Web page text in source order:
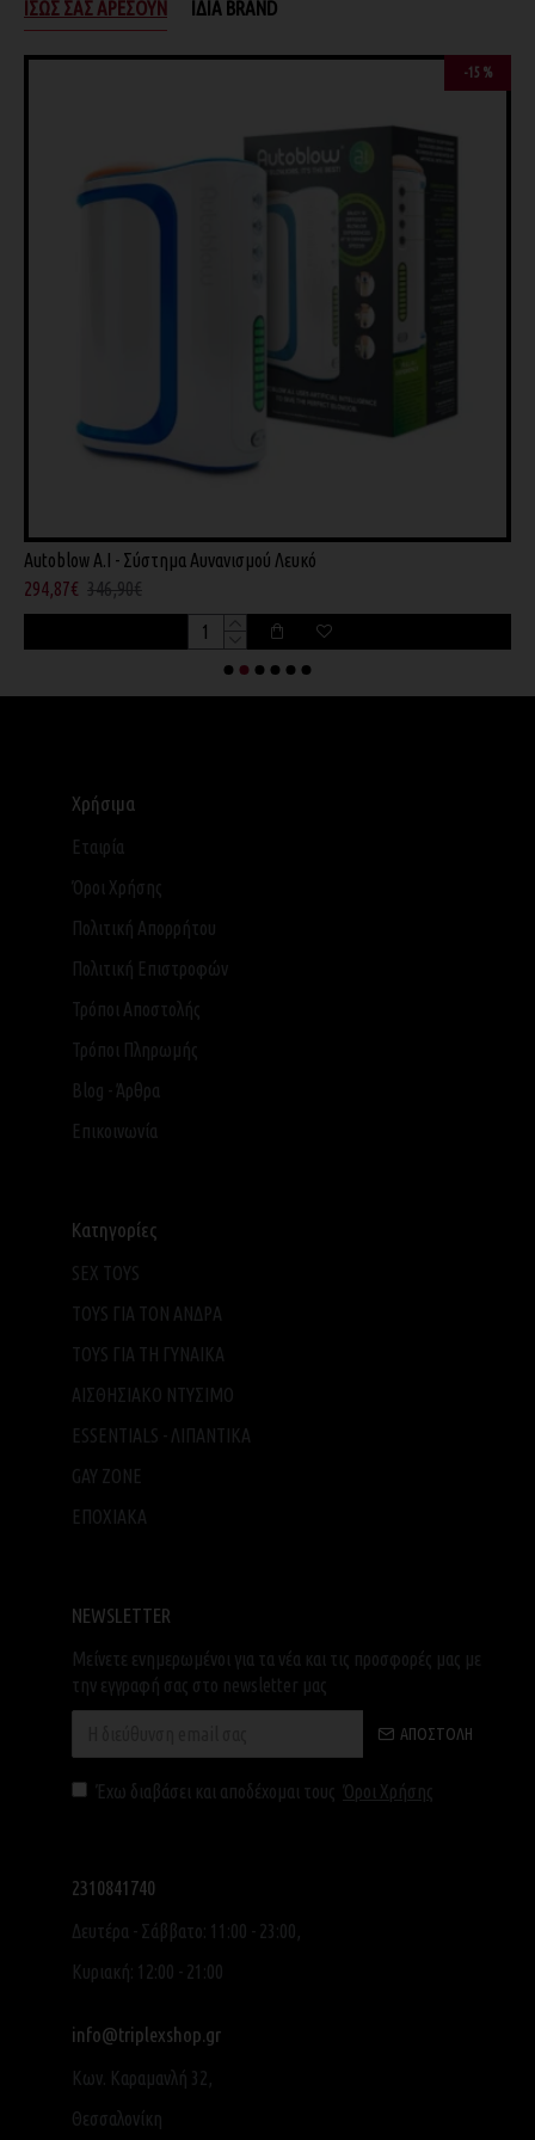
ΊΣΩΣ ΣΑΣ ΑΡΈΣΟΥΝ ΊΔΙΑ BRAND
-15 %
Autoblow A.I - Σύστημα Αυνανισμού Λευκό
294,87€ 346,90€
Χρήσιμα
Εταιρία
Όροι Χρήσης
Πολιτική Απορρήτου
Πολιτική Επιστροφών
Τρόποι Αποστολής
Τρόποι Πληρωμής
Blog - Άρθρα
Επικοινωνία
Κατηγορίες
SEX TOYS
TOYS ΓΙΑ ΤΟΝ ΑΝΔΡΑ
TOYS ΓΙΑ ΤH ΓΥΝΑΙΚΑ
ΑΙΣΘΗΣΙΑΚΟ ΝΤΥΣΙΜΟ
ESSENTIALS - ΛΙΠΑΝΤΙΚΑ
GAY ZONE
ΕΠΟΧΙΑΚΑ
NEWSLETTER
Μείνετε ενημερωμένοι για τα νέα και τις προσφορές μας με
την εγγραφή σας στο newsletter μας
ΑΠΟΣΤΟΛΉ
Έχω διαβάσει και αποδέχομαι τους Όροι Χρήσης
2310841740
Δευτέρα - Σάββατο: 11:00 - 23:00,
Κυριακή: 12:00 - 21:00
info@triplexshop.gr
Κων. Καραμανλή 32,
Θεσσαλονίκη